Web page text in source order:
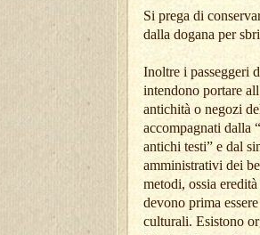
Si prega di
dalla dogana per
Inoltre i passeggeri
intendono portare
antichità o negozi
accompagnati dalla
antichi testi” e dal
amministrativi dei
metodi, ossia
devono prima
culturali. Esistono